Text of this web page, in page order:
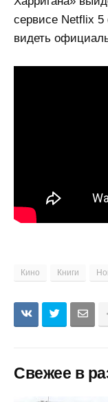
сервисе Netflix 5
видеть
Кино Книги
Свежее в